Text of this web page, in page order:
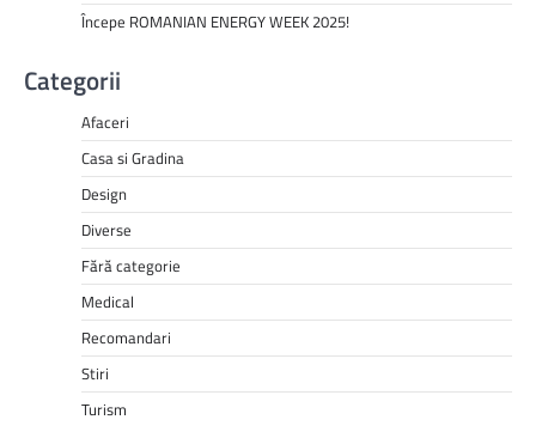
Începe ROMANIAN ENERGY WEEK 2025!
Categorii
Afaceri
Casa si Gradina
Design
Diverse
Fără categorie
Medical
Recomandari
Stiri
Turism